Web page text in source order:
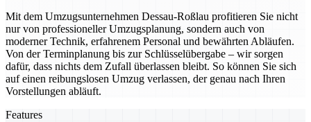
Mit dem Umzugsunternehmen Dessau-Roßlau profitieren Sie nicht
nur von professioneller Umzugsplanung, sondern auch von
moderner Technik, erfahrenem Personal und bewährten Abläufen.
Von der Terminplanung bis zur Schlüsselübergabe – wir sorgen
dafür, dass nichts dem Zufall überlassen bleibt. So können Sie sich
auf einen reibungslosen Umzug verlassen, der genau nach Ihren
Vorstellungen abläuft.
Features